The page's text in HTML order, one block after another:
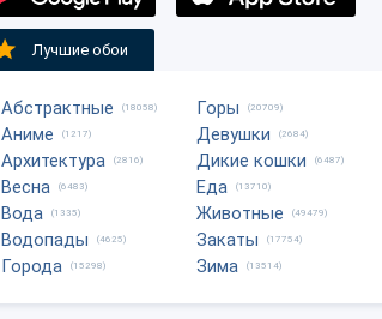
Лучшие обои
Абстрактные (18058)
Аниме (1217)
Архитектура (2816)
Весна (6483)
Вода (1335)
Водопады (4625)
Города (15298)
Горы (20709)
Девушки (2684)
Дикие кошки (6487)
Еда (13710)
Животные (49479)
Закаты (17754)
Зима (13514)